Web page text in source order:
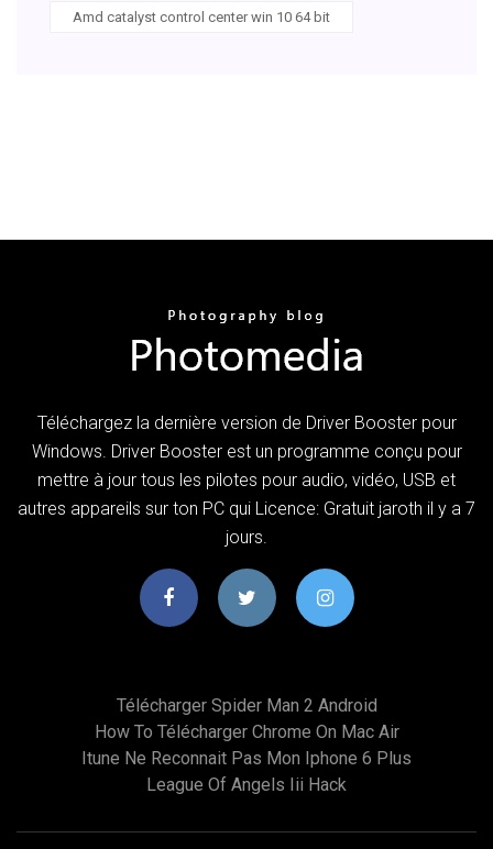
Amd catalyst control center win 10 64 bit
Téléchargez la dernière version de Driver Booster pour
Windows. Driver Booster est un programme conçu pour
mettre à jour tous les pilotes pour audio, vidéo, USB et
autres appareils sur ton PC qui Licence: Gratuit jaroth il y a 7
jours.
Télécharger Spider Man 2 Android
How To Télécharger Chrome On Mac Air
Itune Ne Reconnait Pas Mon Iphone 6 Plus
League Of Angels Iii Hack